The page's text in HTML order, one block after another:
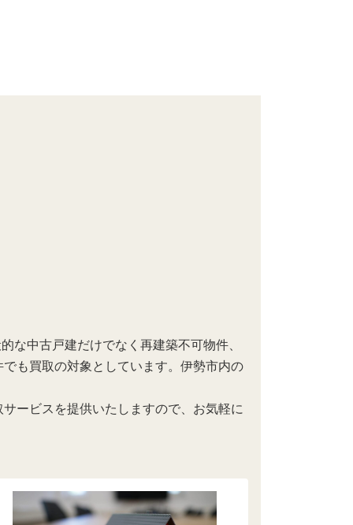
な中古戸建だけでなく再建築不可物件、
も買取の対象としています。伊勢市内の
ービスを提供いたしますので、お気軽に